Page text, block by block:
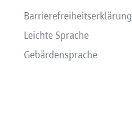
Barrierefreiheitserklärung
Leichte Sprache
Gebärdensprache